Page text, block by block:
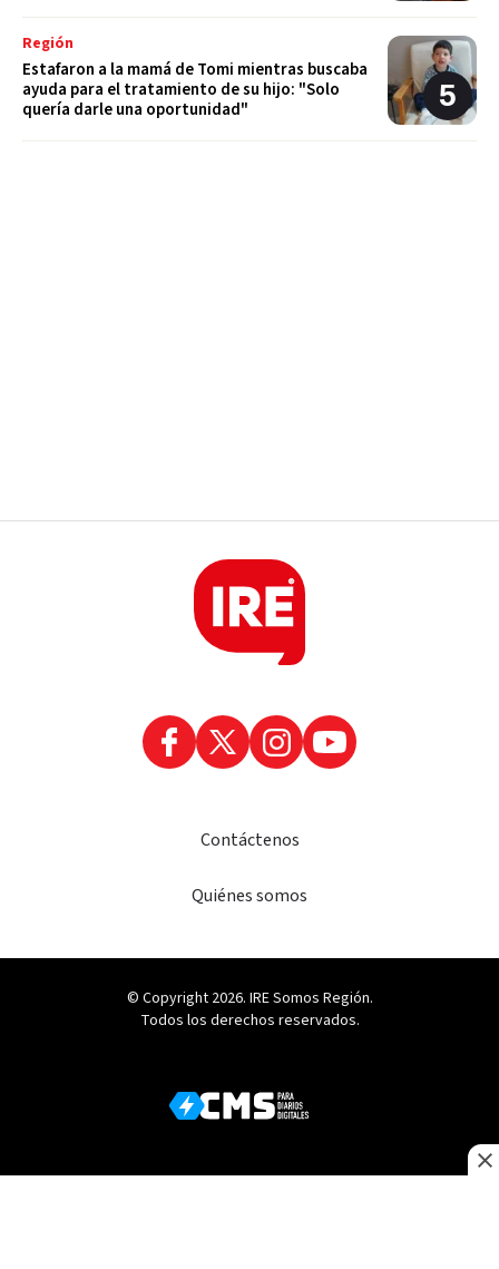
Región
Estafaron a la mamá de Tomi mientras buscaba
ayuda para el tratamiento de su hijo: "Solo
quería darle una oportunidad"
Contáctenos
Quiénes somos
© Copyright 2026. IRE Somos Región.
Todos los derechos reservados.